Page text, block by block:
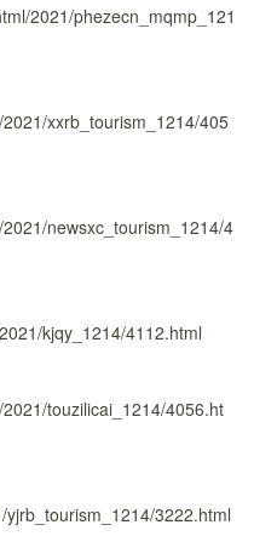
2021/phezecn_mqmp_121
xxrb_tourism_1214/405
newsxc_tourism_1214/4
kjqy_1214/4112.html
touzilicai_1214/4056.ht
3222.html